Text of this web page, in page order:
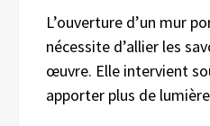
L’ouverture d’un mur
nécessite d’allier les
œuvre. Elle intervient
apporter plus de